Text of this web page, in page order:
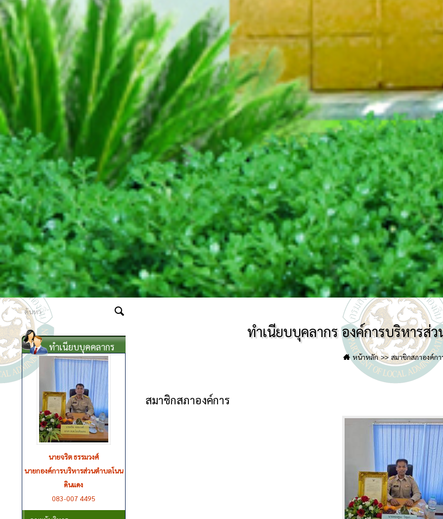
ทำเนียบบุคลากร องค์การบริหารส่
หน้าหลัก สมาชิกสภาองค์กา
สมาชิกสภาองค์การ
ทำเนียบบุคคลากร
นายแสวง บุญแจ้ง
รองนายก อบต.โนนดินแดง กำกับ
ดูแลสำนักปลัด งานป้องกันและ
บรรเทาสาธารณภัย งานส่งเสริม
การเกษตร และกองช่าง